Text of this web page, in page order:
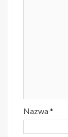
Nazwa*